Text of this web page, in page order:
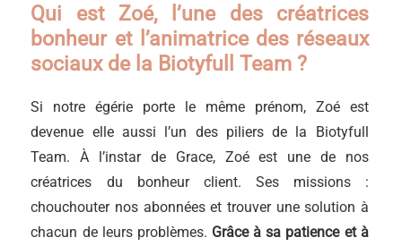
Qui est Zoé, l’une des créatrices
bonheur et l’animatrice des réseaux
sociaux de la Biotyfull Team ?
Si notre égérie porte le même prénom, Zoé est
devenue elle aussi l’un des piliers de la Biotyfull
Team. À l’instar de Grace, Zoé est une de nos
créatrices du bonheur client. Ses missions :
chouchouter nos abonnées et trouver une solution à
chacun de leurs problèmes. Grâce à sa patience et à